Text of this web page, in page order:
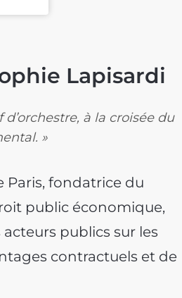
Lapisardi
à la croisée du
»
Paris, fondatrice du
public économique,
publics sur les
contractuels et de